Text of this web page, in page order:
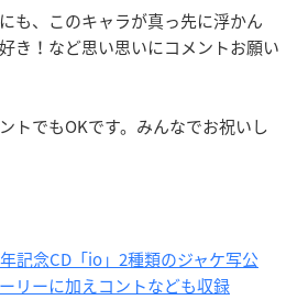
も、このキャラが真っ先に浮かん
き！など思い思いにコメントお願い
トでもOKです。みんなでお祝いし
記念CD「io」2種類のジャケ写公
リーに加えコントなども収録